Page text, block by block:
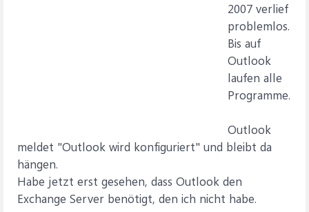
2007 verlief
problemlos.
Bis auf
Outlook
laufen alle
Programme.
Outlook
meldet "Outlook wird konfiguriert" und bleibt da
hängen.
Habe jetzt erst gesehen, dass Outlook den
Exchange Server benötigt, den ich nicht habe.